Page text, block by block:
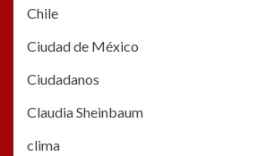
Chile
Ciudad de México
Ciudadanos
Claudia Sheinbaum
clima